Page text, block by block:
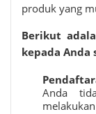
produk yang
Berikut
kepada Anda
Anda